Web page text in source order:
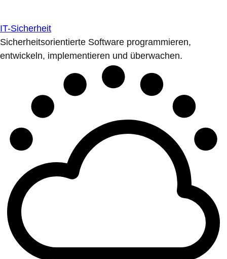
IT-Sicherheit
Sicherheitsorientierte Software programmieren,
entwickeln, implementieren und überwachen.